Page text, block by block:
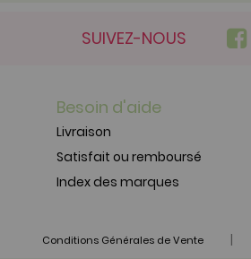
SUIVEZ-NOUS
Besoin d'aide
Livraison
Satisfait ou remboursé
Index des marques
Conditions Générales de Vente |